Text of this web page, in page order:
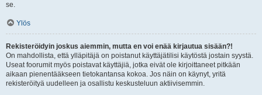
se.
Ylös
Rekisteröidyin joskus aiemmin, mutta en voi enää kirjautua sisään?!
On mahdollista, että ylläpitäjä on poistanut käyttäjätilisi käytöstä jostain syystä.
Useat foorumit myös poistavat käyttäjiä, jotka eivät ole kirjoittaneet pitkään
aikaan pienentääkseen tietokantansa kokoa. Jos näin on käynyt, yritä
rekisteröityä uudelleen ja osallistu keskusteluun aktiivisemmin.